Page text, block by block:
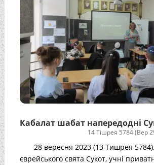
Кабалат шабат напередодні
14 Тішрея 5784 (Вер
28 вересня 2023 (13 Тишрея
єврейського свята Сукот, учні